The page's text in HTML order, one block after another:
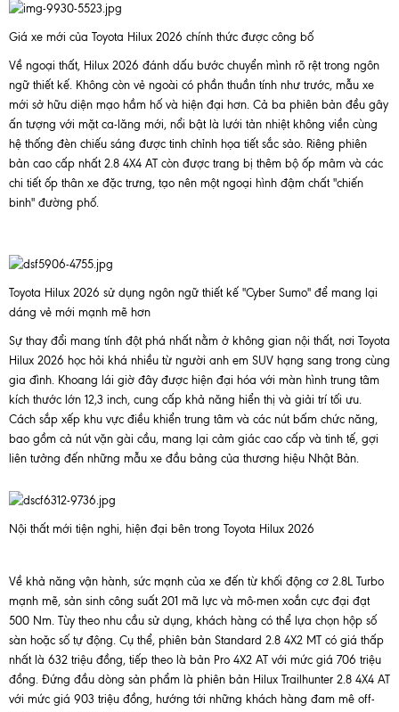
Giá xe mới của Toyota Hilux 2026 chính thức được công bố
Về ngoại thất, Hilux 2026 đánh dấu bước chuyển mình rõ rệt trong ngôn
ngữ thiết kế. Không còn vẻ ngoài có phần thuần tính như trước, mẫu xe
mới sở hữu diện mạo hầm hố và hiện đại hơn. Cả ba phiên bản đều gây
ấn tượng với mặt ca-lăng mới, nổi bật là lưới tản nhiệt không viền cùng
hệ thống đèn chiếu sáng được tinh chỉnh họa tiết sắc sảo. Riêng phiên
bản cao cấp nhất 2.8 4X4 AT còn được trang bị thêm bộ ốp mâm và các
chi tiết ốp thân xe đặc trưng, tạo nên một ngoại hình đậm chất "chiến
binh" đường phố.
Toyota Hilux 2026 sử dụng ngôn ngữ thiết kế "Cyber Sumo" để mang lại
dáng vẻ mới mạnh mẽ hơn
Sự thay đổi mang tính đột phá nhất nằm ở không gian nội thất, nơi Toyota
Hilux 2026 học hỏi khá nhiều từ người anh em SUV hạng sang trong cùng
gia đình. Khoang lái giờ đây được hiện đại hóa với màn hình trung tâm
kích thước lớn 12,3 inch, cung cấp khả năng hiển thị và giải trí tối ưu.
Cách sắp xếp khu vực điều khiển trung tâm và các nút bấm chức năng,
bao gồm cả nút vặn gài cầu, mang lại cảm giác cao cấp và tinh tế, gợi
liên tưởng đến những mẫu xe đầu bảng của thương hiệu Nhật Bản.
Nội thất mới tiện nghi, hiện đại bên trong Toyota Hilux 2026
Về khả năng vận hành, sức mạnh của xe đến từ khối động cơ 2.8L Turbo
mạnh mẽ, sản sinh công suất 201 mã lực và mô-men xoắn cực đại đạt
500 Nm. Tùy theo nhu cầu sử dụng, khách hàng có thể lựa chọn hộp số
sàn hoặc số tự động. Cụ thể, phiên bản Standard 2.8 4X2 MT có giá thấp
nhất là 632 triệu đồng, tiếp theo là bản Pro 4X2 AT với mức giá 706 triệu
đồng. Đứng đầu dòng sản phẩm là phiên bản Hilux Trailhunter 2.8 4X4 AT
với mức giá 903 triệu đồng, hướng tới những khách hàng đam mê off-